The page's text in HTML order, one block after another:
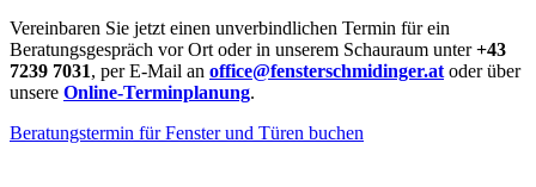
Vereinbaren Sie jetzt einen unverbindlichen Termin für ein
Beratungsgespräch vor Ort oder in unserem Schauraum unter+43
7239 7031, per E-Mail an office@fensterschmidinger.at oder über
unsere Online-Terminplanung.
Beratungstermin für Fenster und Türen buchen